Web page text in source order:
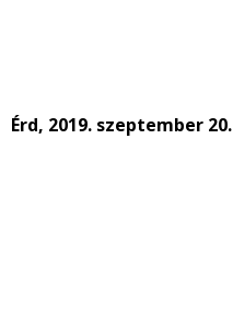
Érd, 2019. szeptember 20.